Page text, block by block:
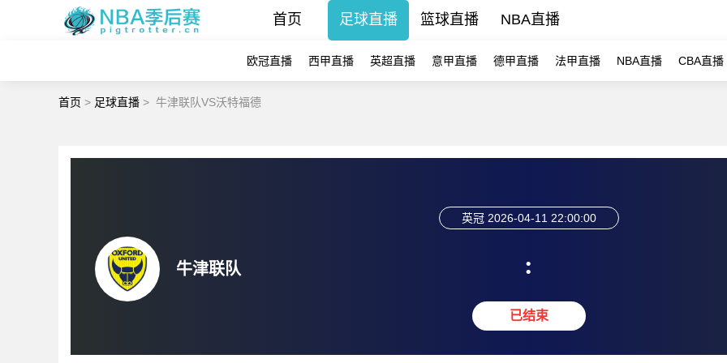
首页 足球直播 篮球直播 NBA直播
欧冠直播 西甲直播 英超直播 意甲直播 德甲直播 法甲直播 NBA直播 CBA直播
首页 > 足球直播 > 牛津联队VS沃特福德
牛津联队
英冠 2026-04-11 22:00:00
:
已结束